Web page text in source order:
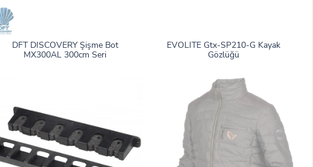
DFT DISCOVERY Şişme Bot
MX300AL 300cm Seri
EVOLITE Gtx-SP210-G Kayak
Gözlüğü